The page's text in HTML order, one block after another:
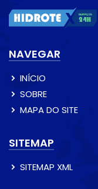
NAVEGAR
INÍCIO
SOBRE
MAPA DO SITE
SITEMAP
SITEMAP XML